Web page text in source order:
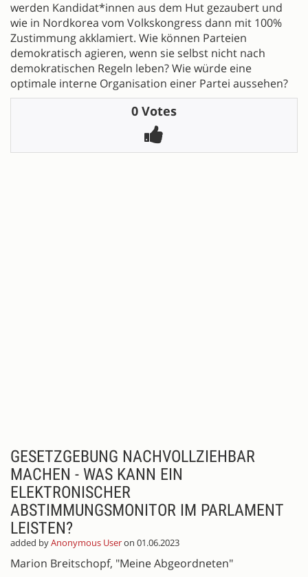
werden Kandidat*innen aus dem Hut gezaubert und
wie in Nordkorea vom Volkskongress dann mit 100%
Zustimmung akklamiert. Wie können Parteien
demokratisch agieren, wenn sie selbst nicht nach
demokratischen Regeln leben? Wie würde eine
optimale interne Organisation einer Partei aussehen?
0 Votes
GESETZGEBUNG NACHVOLLZIEHBAR
MACHEN - WAS KANN EIN
ELEKTRONISCHER
ABSTIMMUNGSMONITOR IM PARLAMENT
LEISTEN?
added byAnonymous Useron 01.06.2023
Marion Breitschopf, "Meine Abgeordneten"